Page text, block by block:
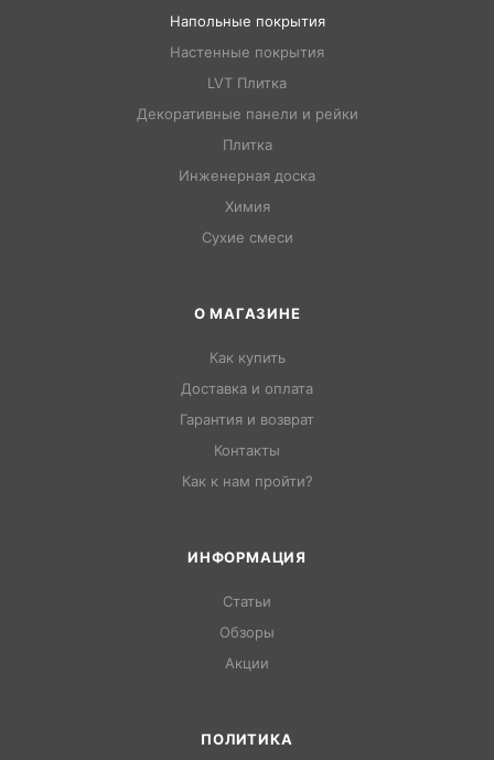
Напольные покрытия
Настенные покрытия
LVT Плитка
Декоративные панели и рейки
Плитка
Инженерная доска
Химия
Сухие смеси
О МАГАЗИНЕ
Как купить
Доставка и оплата
Гарантия и возврат
Контакты
Как к нам пройти?
ИНФОРМАЦИЯ
Статьи
Обзоры
Акции
ПОЛИТИКА